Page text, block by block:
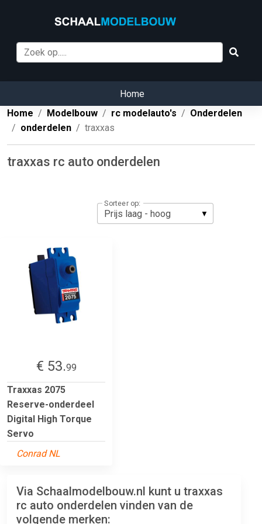
Home
Home
Modelbouw rc modelauto's
Onderdelen
onderdelen
traxxas
traxxas rc auto onderdelen
Sorteer op:
€ 53.99
Traxxas 2075
Reserve-onderdeel
Digital High Torque
Servo
Conrad NL
Via Schaalmodelbouw.nl kunt u traxxas
rc auto onderdelen vinden van de
volgende merken: